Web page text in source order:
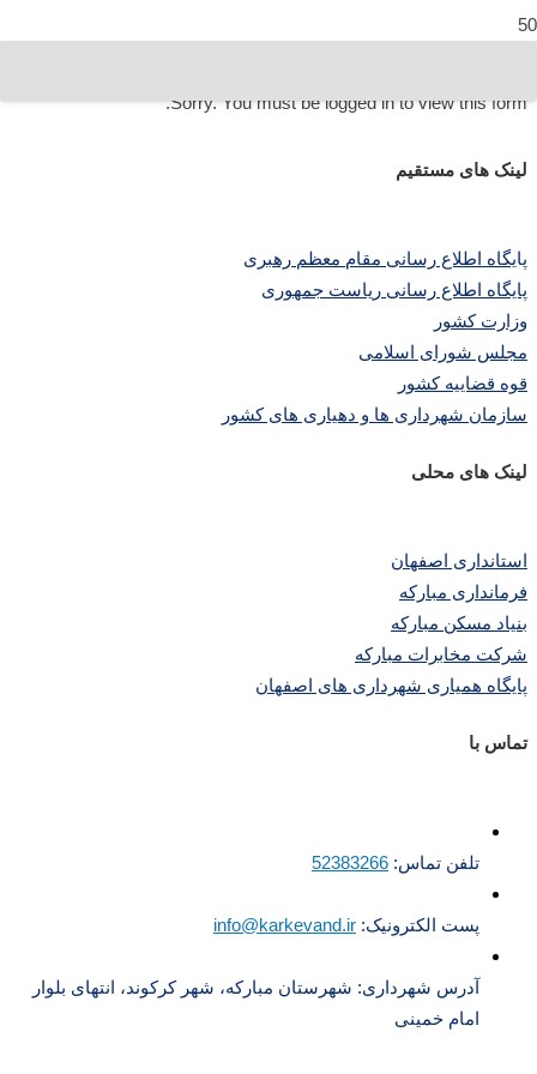
Sorry. You must be logged in to view this form.
لینک های مستقیم
پایگاه اطلاع رسانی مقام معظم رهبری
پایگاه اطلاع رسانی ریاست جمهوری
وزارت کشور
مجلس شورای اسلامی
قوه قضاییه کشور
سازمان شهرداری ها و دهیاری های کشور
لینک های محلی
استانداری اصفهان
فرمانداری مبارکه
بنیاد مسکن مبارکه
شرکت مخابرات مبارکه
پایگاه همیاری شهرداری های اصفهان
تماس با
تلفن تماس: 52383266
پست الکترونیک: info@karkevand.ir
آدرس شهرداری: شهرستان مبارکه، شهر کرکوند، انتهای بلوار
امام خمینی